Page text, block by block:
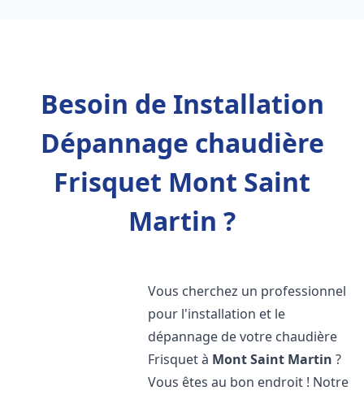
Besoin de Installation
Dépannage chaudière
Frisquet Mont Saint
Martin ?
Vous cherchez un professionnel
pour l'installation et le
dépannage de votre chaudière
Frisquet à Mont Saint Martin ?
Vous êtes au bon endroit ! Notre